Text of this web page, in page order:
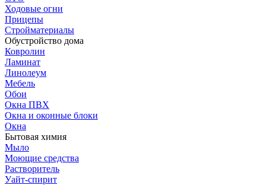
Ходовые огни
Прицепы
Стройматериалы
Обустройство дома
Ковролин
Ламинат
Линолеум
Мебель
Обои
Окна ПВХ
Окна и оконные блоки
Окна
Бытовая химия
Мыло
Моющие средства
Растворитель
Уайт-спирит